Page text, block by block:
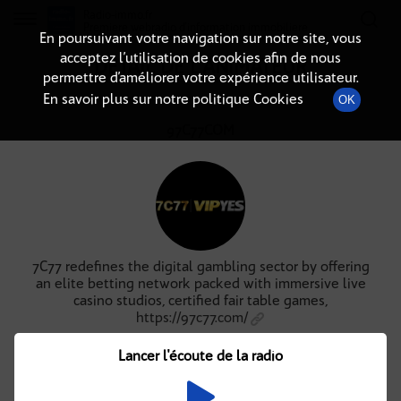
DÉTAIL DE L'ANIMATEUR
7C77 redefines the digital gambling sector by offering
an elite betting network packed with immersive live
casino studios, certified fair table games,
https://97c77.com/
Podcasts(0) À venir
Aucun élément disponible
En poursuivant votre navigation sur notre site, vous
acceptez l’utilisation de cookies afin de nous
permettre d’améliorer votre expérience utilisateur.
En savoir plus sur notre politique Cookies
OK
Lancer l'écoute de la radio